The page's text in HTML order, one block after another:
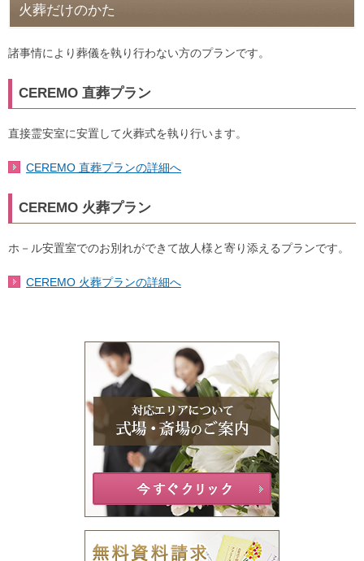
火葬だけのかた
諸事情により葬儀を執り行わない方のプランです。
CEREMO 直葬プラン
直接霊安室に安置して火葬式を執り行います。
CEREMO 直葬プランの詳細へ
CEREMO 火葬プラン
ホ－ル安置室でのお別れができて故人様と寄り添えるプランです。
CEREMO 火葬プランの詳細へ